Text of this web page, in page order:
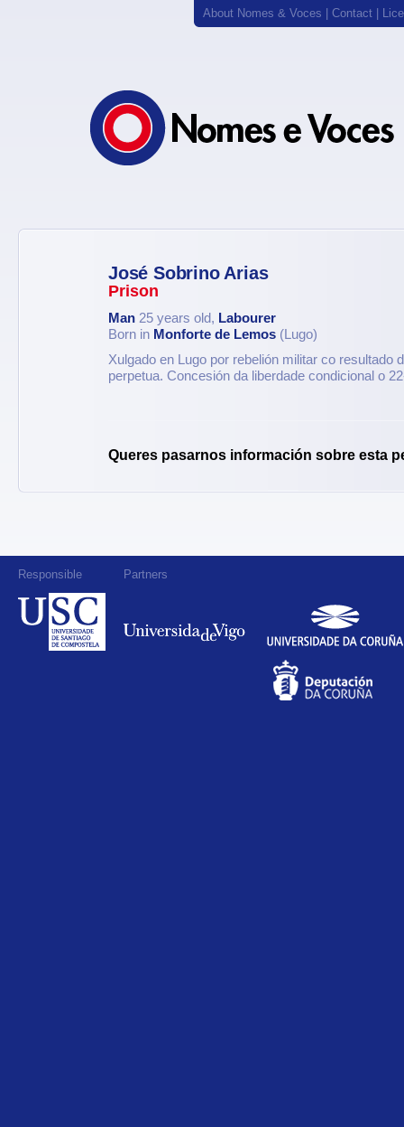
About Nomes & Voces Contact
José Sobrino Arias
Prison
Man 25 years old, Labourer
Born in Monforte de Lemos (Lugo)
Xulgado en Lugo por rebelión militar co resultado
perpetua. Concesión da liberdade condicional o
Queres pasarnos información sobre esta
Responsible Partners